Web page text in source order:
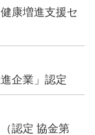
康増進支援セ
企業」認定
認定 協金第